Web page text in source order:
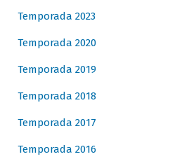
Temporada 2023
Temporada 2020
Temporada 2019
Temporada 2018
Temporada 2017
Temporada 2016